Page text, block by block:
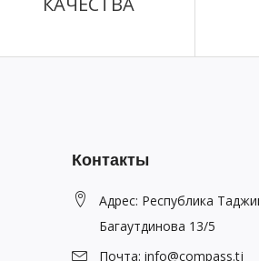
Контакты
Адрес: Республика
Багаутдинова 13/5
Почта: info@compass.tj